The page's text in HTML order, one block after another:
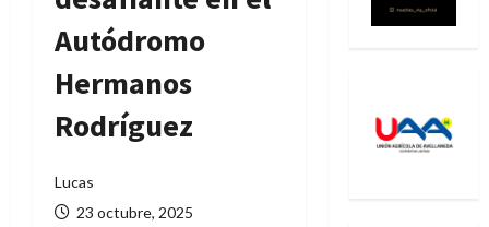
Autódromo
Hermanos
Rodríguez
Lucas
23 octubre, 2025